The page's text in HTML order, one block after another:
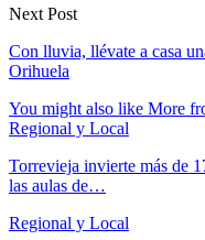
Next Post
Con lluvia, llévate a casa
Orihuela
You might also like More
Regional y Local
Torrevieja invierte más de
las aulas de…
Regional y Local